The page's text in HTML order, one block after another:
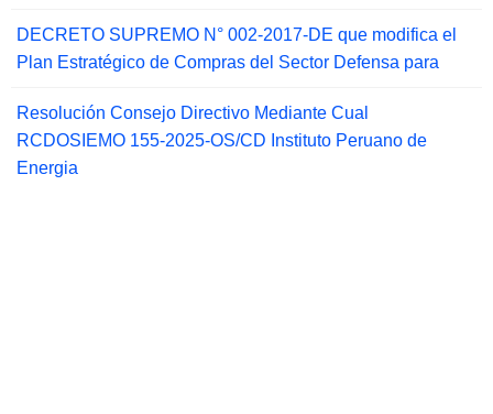
DECRETO SUPREMO N° 002-2017-DE que modifica el
Plan Estratégico de Compras del Sector Defensa para
Resolución Consejo Directivo Mediante Cual
RCDOSIEMO 155-2025-OS/CD Instituto Peruano de
Energia